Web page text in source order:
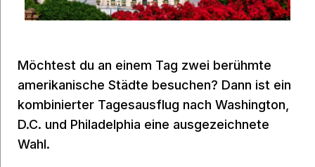
Möchtest du an einem Tag zwei berühmte
amerikanische Städte besuchen? Dann ist ein
kombinierter Tagesausflug nach Washington,
D.C. und Philadelphia eine ausgezeichnete
Wahl.